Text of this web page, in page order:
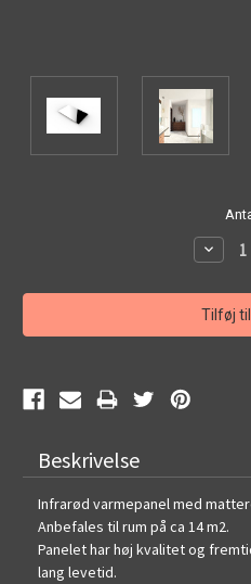
Nedsæt
Beskrivelse
Infrarød varmepanel med
Anbefales til rum på ca 14 m2.
Panelet har høj kvalitet og
lang levetid.